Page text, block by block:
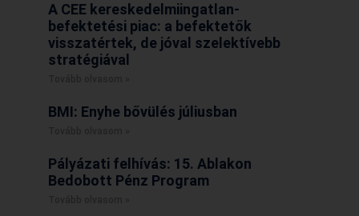
A CEE kereskedelmiingatlan-
befektetési piac: a befektetők
visszatértek, de jóval szelektívebb
stratégiával
BMI: Enyhe bővülés júliusban
Pályázati felhívás: 15. Ablakon
Bedobott Pénz Program